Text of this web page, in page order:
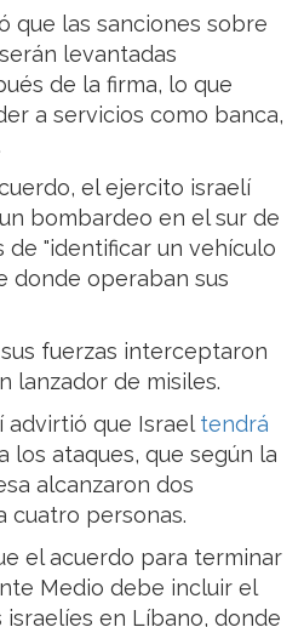
que las sanciones sobre
levantadas
de la firma, lo que
a servicios como banca,
el ejercito israelí
bombardeo en el sur de
"identificar un vehículo
donde operaban sus
fuerzas interceptaron
lanzador de misiles.
advirtió que Israel tendrá
los ataques, que según la
alcanzaron dos
cuatro personas.
el acuerdo para terminar
Medio debe incluir el
en Líbano, donde